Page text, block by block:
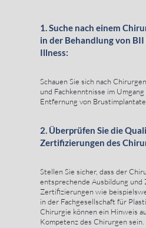
1. Suche nach einem
in der Behandlung von
Illness:
Schauen Sie sich nach
und Fachkenntnisse im
Entfernung von
2. Überprüfen Sie die
Zertifizierungen des
Stellen Sie sicher, dass der
entsprechende Ausbildung und
Zertifizierungen wie
in der Fachgesellschaft für
Chirurgie können ein Hinweis
Kompetenz des Chirurgen sein.